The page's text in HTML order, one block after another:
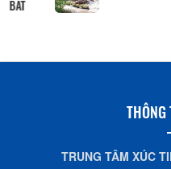
TRUNG TÂM XÚC